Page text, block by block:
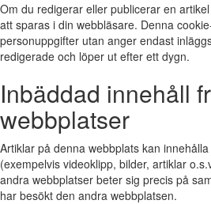
Om du redigerar eller publicerar en
att sparas i din webbläsare. Denna
personuppgifter utan anger endast
redigerade och löper ut efter ett dygn.
Inbäddad innehåll
webbplatser
Artiklar på denna webbplats kan
(exempelvis videoklipp, bilder, artiklar
andra webbplatser beter sig precis på
har besökt den andra webbplatsen.